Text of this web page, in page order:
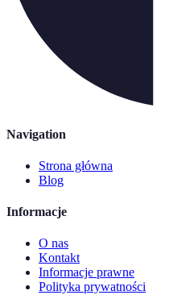
Navigation
Strona główna
Blog
Informacje
O nas
Kontakt
Informacje prawne
Polityka prywatności